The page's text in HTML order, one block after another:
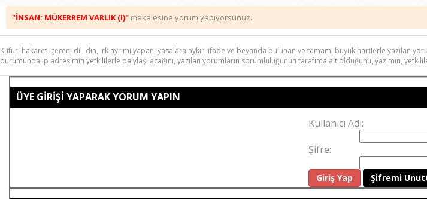
"İNSAN: MÜKERREM VARLIK (I)" makalesine yorum yapıyorsunuz.
Küfür, hakaret içeren; dil, din, ırk ayrımı yapan; yasalara aykırı ifade ve beyanda bulunan ve tamamı büyük harflerle
durumunda ip adresimin yetkililerle pa ylaşılacağını, yazılan yorumların sorumluluğunun tarafıma ait olduğunu, yazımın,
ÜYE GİRİŞİ YAPARAK YORUM YAPIN
Kullanıcı Adı:
Şifre:
Şifremi